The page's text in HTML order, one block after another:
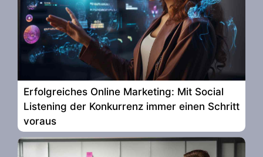
Erfolgreiches Online Marketing: Mit Social
Listening der Konkurrenz immer einen Schritt
voraus